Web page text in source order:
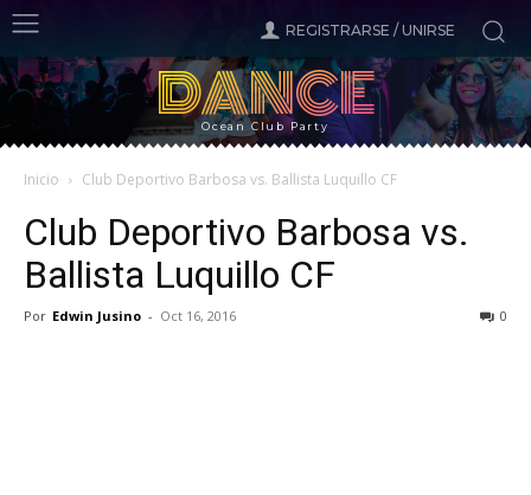
REGISTRARSE / UNIRSE
DANCE
Ocean Club Party
Inicio Club Deportivo Barbosa vs. Ballista Luquillo CF
Club Deportivo Barbosa vs.
Ballista Luquillo CF
Por Edwin Jusino - Oct 16, 2016 0